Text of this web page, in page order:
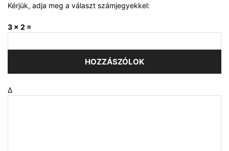
Kérjük, adja meg a választ számjegyekkel:
3 × 2 =
Δ